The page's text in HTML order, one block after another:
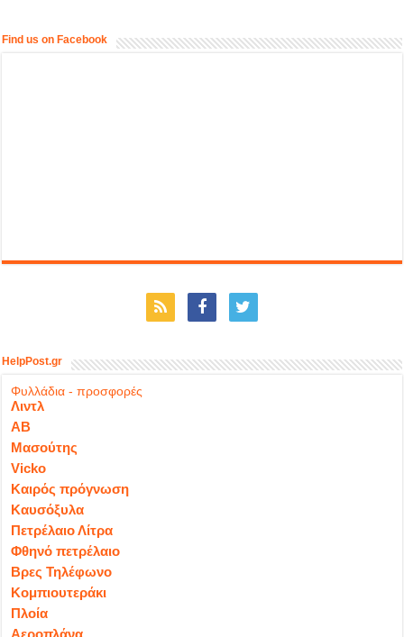
Find us on Facebook
HelpPost.gr
Φυλλάδια - προσφορές
Λιντλ
ΑΒ
Μασούτης
Vicko
Καιρός πρόγνωση
Καυσόξυλα
Πετρέλαιο Λίτρα
Φθηνό πετρέλαιο
Βρες Τηλέφωνο
Κομπιουτεράκι
Πλοία
Αεροπλάνα